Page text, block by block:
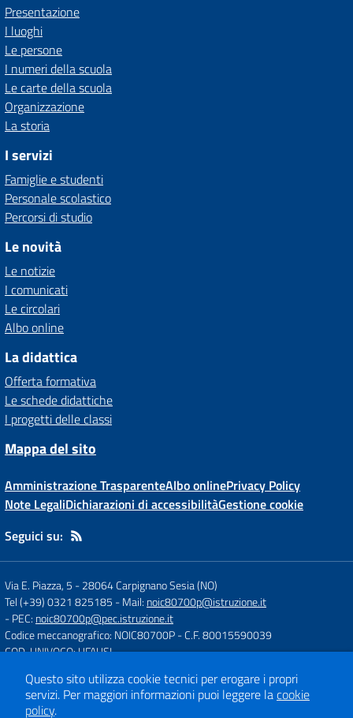
Presentazione
I luoghi
Le persone
I numeri della scuola
Le carte della scuola
Organizzazione
La storia
I servizi
Famiglie e studenti
Personale scolastico
Percorsi di studio
Le novità
Le notizie
I comunicati
Le circolari
Albo online
La didattica
Offerta formativa
Le schede didattiche
I progetti delle classi
Mappa del sito
Amministrazione TrasparenteAlbo onlinePrivacy Policy
Note LegaliDichiarazioni di accessibilitàGestione cookie
Seguici su:
Via E. Piazza, 5 -28064 Carpignano Sesia (NO)
Tel (+39) 0321 825185 - Mail: noic80700p@istruzione.it
- PEC: noic80700p@pec.istruzione.it
Codice meccanografico: NOIC80700P- C.F. 80015590039
COD. UNIVOCO: UFAUSI
Concept & Design by
Designers Italia
Questo sito utilizza cookie tecnici per erogare i propri
servizi. Per maggiori informazioni puoi leggere lacookie
policy.